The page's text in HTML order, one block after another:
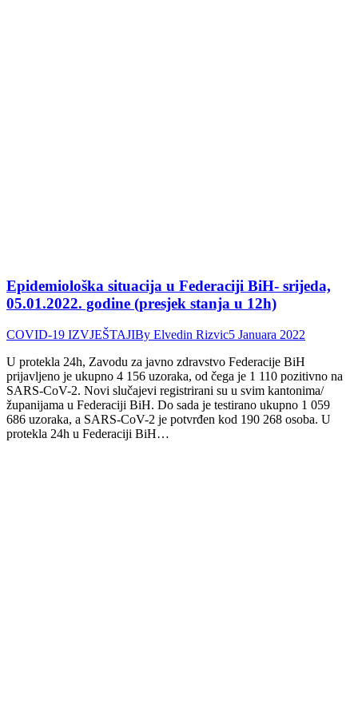
Epidemiološka situacija u Federaciji BiH- srijeda,
05.01.2022. godine (presjek stanja u 12h)
COVID-19 IZVJEŠTAJIBy Elvedin Rizvic5 Januara 2022
U protekla 24h, Zavodu za javno zdravstvo Federacije BiH
prijavljeno je ukupno 4 156 uzoraka, od čega je 1 110 pozitivno na
SARS-CoV-2. Novi slučajevi registrirani su u svim kantonima/
županijama u Federaciji BiH. Do sada je testirano ukupno 1 059
686 uzoraka, a SARS-CoV-2 je potvrđen kod 190 268 osoba. U
protekla 24h u Federaciji BiH…